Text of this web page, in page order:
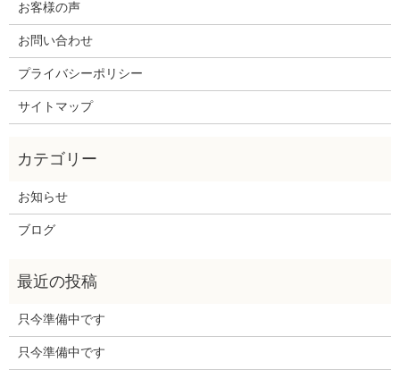
お客様の声
お問い合わせ
プライバシーポリシー
サイトマップ
お知らせ
ブログ
只今準備中です
只今準備中です